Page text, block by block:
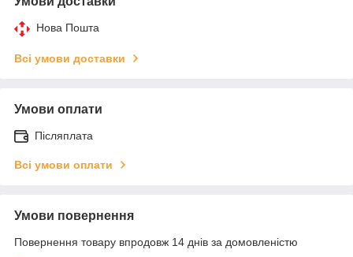
Нова Пошта
Всі умови доставки
Умови оплати
Післяплата
Всі умови оплати
Умови повернення
Повернення товару впродовж 14 днів за домовленістю